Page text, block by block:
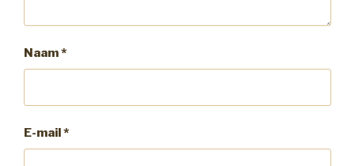
Naam*
E-mail*